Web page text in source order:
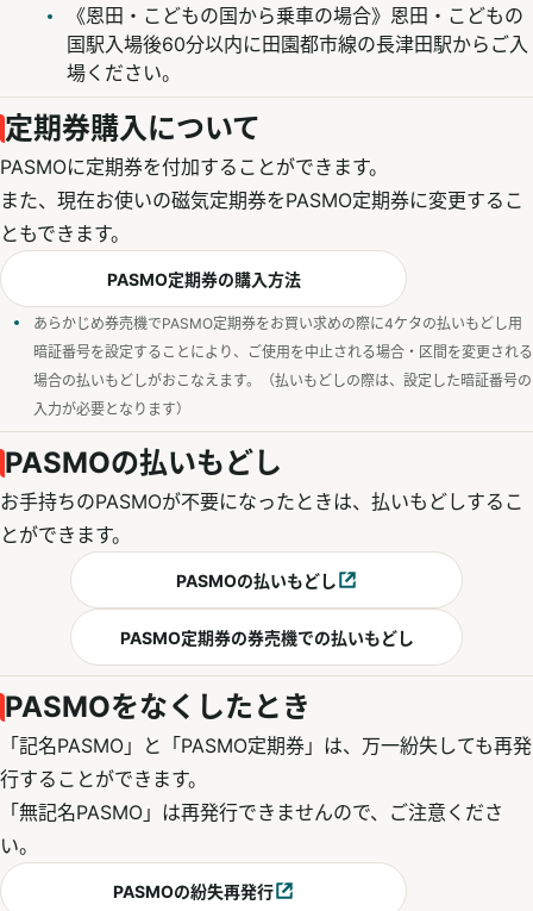
《恩田・こどもの国から乗車の場合》恩田・こどもの
国駅入場後60分以内に田園都市線の長津田駅からご入
場ください。
定期券購入について
PASMOに定期券を付加することができます。
また、現在お使いの磁気定期券をPASMO定期券に変更するこ
ともできます。
PASMO定期券の購入方法
あらかじめ券売機でPASMO定期券をお買い求めの際に4ケタの払いもどし用
暗証番号を設定することにより、ご使用を中止される場合・区間を変更される
場合の払いもどしがおこなえます。（払いもどしの際は、設定した暗証番号の
入力が必要となります）
PASMOの払いもどし
お手持ちのPASMOが不要になったときは、払いもどしするこ
とができます。
PASMOの払いもどし別ウィンドウで開く
PASMO定期券の券売機での払いもどし
PASMOをなくしたとき
「記名PASMO」と「PASMO定期券」は、万一紛失しても再発
行することができます。
「無記名PASMO」は再発行できませんので、ご注意くださ
い。
PASMOの紛失再発行別ウィンドウで開く